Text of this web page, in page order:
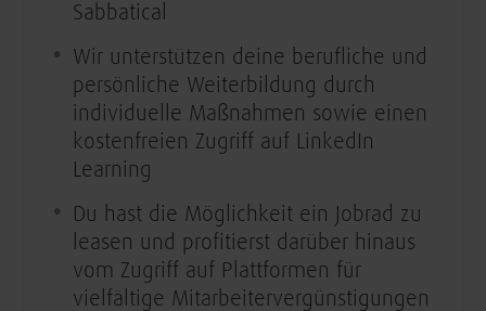
Sabbatical
Wir unterstützen deine berufliche und
persönliche Weiterbildung durch
individuelle Maßnahmen sowie einen
kostenfreien Zugriff auf LinkedIn
Learning
Du hast die Möglichkeit ein Jobrad zu
leasen und profitierst darüber hinaus
vom Zugriff auf Plattformen für
vielfältige Mitarbeitervergünstigungen